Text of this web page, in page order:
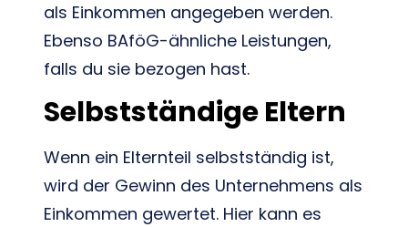
als Einkommen angegeben werden.
Ebenso BAföG-ähnliche Leistungen,
falls du sie bezogen hast.
Selbstständige Eltern
Wenn ein Elternteil selbstständig ist,
wird der Gewinn des Unternehmens als
Einkommen gewertet. Hier kann es